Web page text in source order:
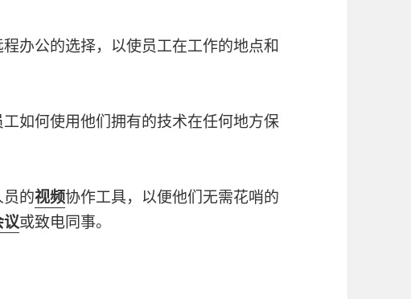
办公的选择，以使员工在工作的地点和
如何使用他们拥有的技术在任何地方保
员的视频协作工具，以便他们无需花哨的
议或致电同事。